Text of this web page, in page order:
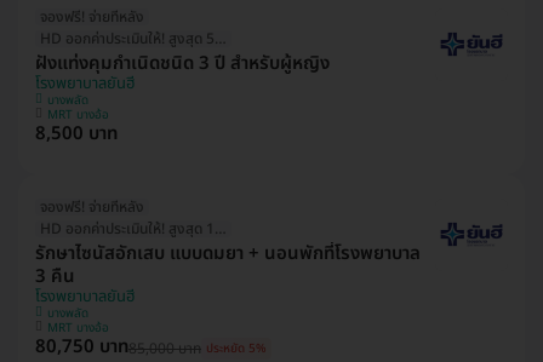
จองฟรี! จ่ายทีหลัง
HD ออกค่าประเมินให้! สูงสุด 500 บ.
ฝังแท่งคุมกำเนิดชนิด 3 ปี สำหรับผู้หญิง
โรงพยาบาลยันฮี
บางพลัด
MRT บางอ้อ
8,500 บาท
จองฟรี! จ่ายทีหลัง
HD ออกค่าประเมินให้! สูงสุด 1500 บ.
รักษาไซนัสอักเสบ แบบดมยา + นอนพักที่โรงพยาบาล
3 คืน
โรงพยาบาลยันฮี
บางพลัด
MRT บางอ้อ
80,750 บาท85,000 บาท ประหยัด 5%